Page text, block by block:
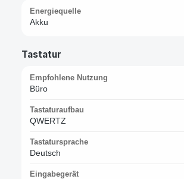
Energiequelle
Akku
Tastatur
Empfohlene Nutzung
Büro
Tastaturaufbau
QWERTZ
Tastatursprache
Deutsch
Eingabegerät